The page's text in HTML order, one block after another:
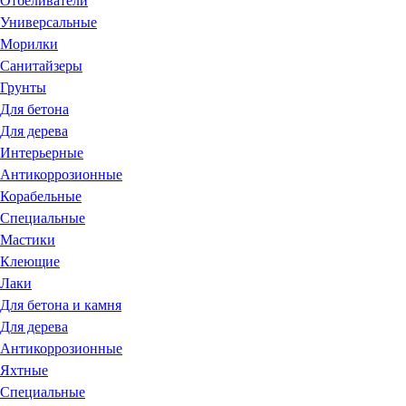
Универсальные
Морилки
Санитайзеры
Грунты
Для бетона
Для дерева
Интерьерные
Антикоррозионные
Корабельные
Специальные
Мастики
Клеющие
Лаки
Для бетона и камня
Для дерева
Антикоррозионные
Яхтные
Специальные